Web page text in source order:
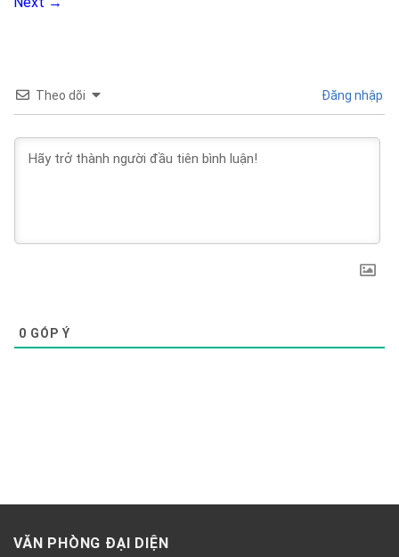
Theo dõi Đăng nhập
0 GÓP Ý
VĂN PHÒNG ĐẠI DIỆN